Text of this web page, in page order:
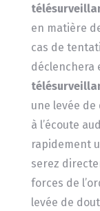
en matière
cas de
déclenchera
une levée de
à l’écoute
rapidement
serez
forces de
levée de